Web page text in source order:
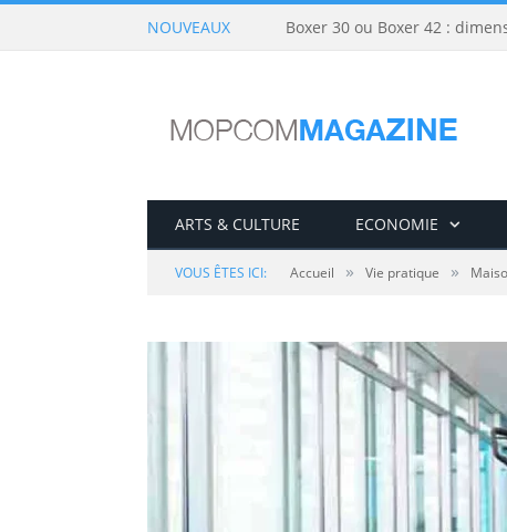
NOUVEAUX Boxer 30 ou Boxer 42 :
ARTS & CULTURE ECONOMIE
VOUS ÊTES ICI: Accueil » Vie pratique »